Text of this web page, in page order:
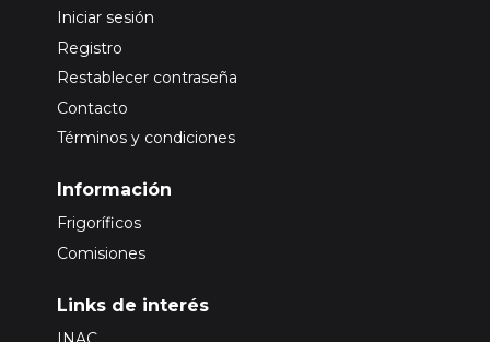
Iniciar sesión
Registro
Restablecer contraseña
Contacto
Términos y condiciones
Información
Frigoríficos
Comisiones
Links de interés